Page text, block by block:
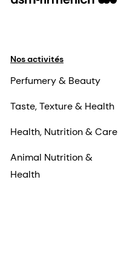
Nos activités
Perfumery & Beauty
Taste, Texture & Health
Health, Nutrition & Care
Animal Nutrition &
Health